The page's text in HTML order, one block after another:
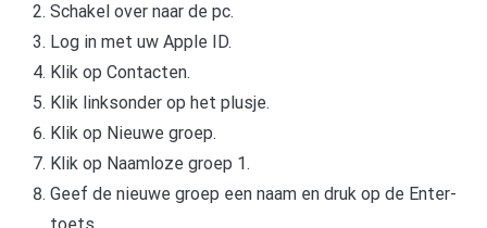
Schakel over naar de pc.
Log in met uw Apple ID.
Klik op Contacten.
Klik linksonder op het plusje.
Klik op Nieuwe groep.
Klik op Naamloze groep 1.
Geef de nieuwe groep een naam en druk op de Enter-